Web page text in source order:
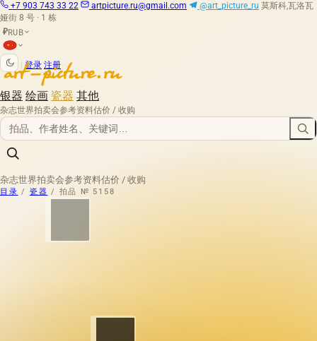
+7 903 743 33 22 artpicture.ru@gmail.com @art_picture_ru 莫斯科,瓦洛瓦
娅街 8 号 · 1 栋
₽RUB
登录 注册
银器 绘画 瓷器 其他
杂志世界拍卖会参考资料估价 / 收购
杂志世界拍卖会参考资料估价 / 收购
目录 / 瓷器 / 拍品 № 5158